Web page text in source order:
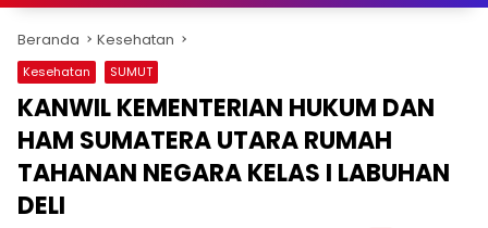
Beranda Kesehatan
Kesehatan SUMUT
KANWIL KEMENTERIAN HUKUM DAN
HAM SUMATERA UTARA RUMAH
TAHANAN NEGARA KELAS I LABUHAN
DELI